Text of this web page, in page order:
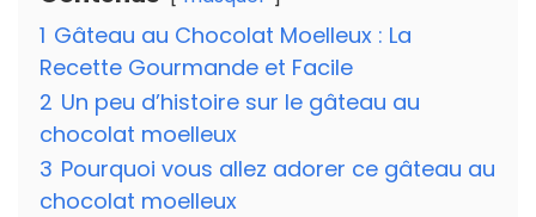
1 Gâteau au Chocolat Moelleux : La
Recette Gourmande et Facile
2 Un peu d’histoire sur le gâteau au
chocolat moelleux
3 Pourquoi vous allez adorer ce gâteau au
chocolat moelleux